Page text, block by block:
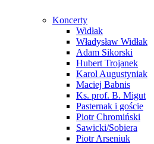
Koncerty
Widłak
Władysław Widłak
Adam Sikorski
Hubert Trojanek
Karol Augustyniak
Maciej Babnis
Ks. prof. B. Migut
Pasternak i goście
Piotr Chromiński
Sawicki/Sobiera
Piotr Arseniuk